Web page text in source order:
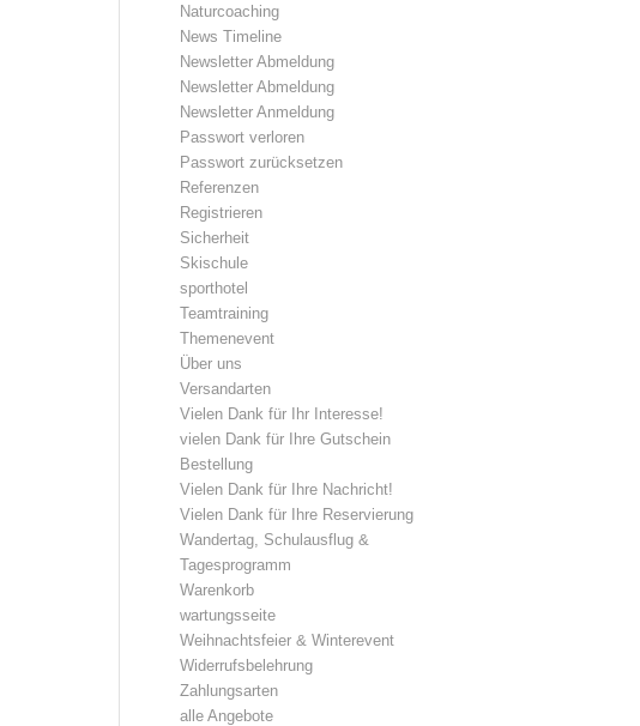
Naturcoaching
News Timeline
Newsletter Abmeldung
Newsletter Abmeldung
Newsletter Anmeldung
Passwort verloren
Passwort zurücksetzen
Referenzen
Registrieren
Sicherheit
Skischule
sporthotel
Teamtraining
Themenevent
Über uns
Versandarten
Vielen Dank für Ihr Interesse!
vielen Dank für Ihre Gutschein
Bestellung
Vielen Dank für Ihre Nachricht!
Vielen Dank für Ihre Reservierung
Wandertag, Schulausflug &
Tagesprogramm
Warenkorb
wartungsseite
Weihnachtsfeier & Winterevent
Widerrufsbelehrung
Zahlungsarten
alle Angebote